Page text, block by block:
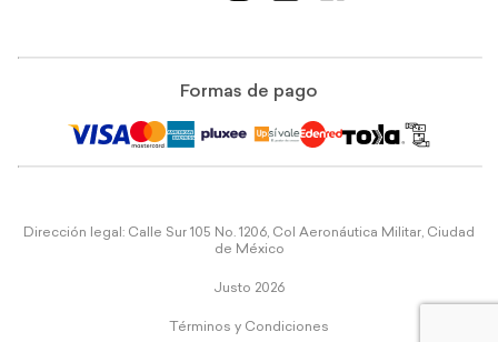
Formas de pago
Dirección legal: Calle Sur 105 No. 1206, Col Aeronáutica Militar, Ciudad
de México
Justo 2026
Términos y Condiciones